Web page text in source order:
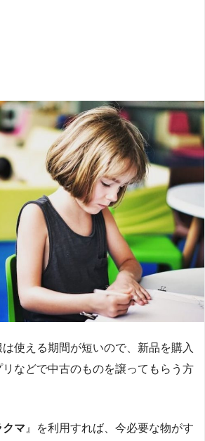
使える期間が短いので、新品を購入
などで中古のものを譲ってもらう方
クマ 』を利用すれば、今必要な物がす